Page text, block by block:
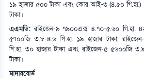
১৯ হাজার ৫০০ টাকা এবং কোর আই-৩ (৪.৫০ গি.হা.)
টাকা।
এএমডি: রাইজেন-৯ ৭৯০০এক্স ৪.৭০-৫.৬০ গি.হা.
৫৭০০জি ৩.৮-৪.৬ গি.হা. ১৯ হাজার টাকা,
গি.হা. ৩০ হাজার টাকা এবং রাইজেন-৫ ৫৬০০জি
টাকা।
মাদারবোর্ড